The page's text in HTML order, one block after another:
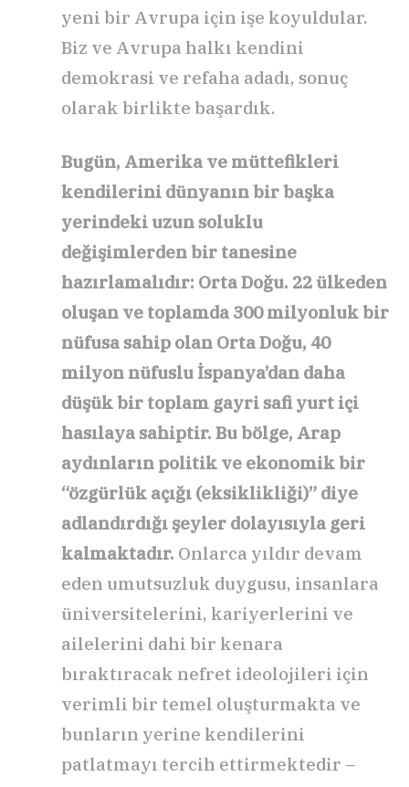
yeni bir Avrupa için işe koyuldular.
Biz ve Avrupa halkı kendini
demokrasi ve refaha adadı, sonuç
olarak birlikte başardık.
Bugün, Amerika ve müttefikleri
kendilerini dünyanın bir başka
yerindeki uzun soluklu
değişimlerden bir tanesine
hazırlamalıdır: Orta Doğu. 22 ülkeden
oluşan ve toplamda 300 milyonluk bir
nüfusa sahip olan Orta Doğu, 40
milyon nüfuslu İspanya’dan daha
düşük bir toplam gayri safi yurt içi
hasılaya sahiptir. Bu bölge, Arap
aydınların politik ve ekonomik bir
“özgürlük açığı (eksiklikliği)” diye
adlandırdığı şeyler dolayısıyla geri
kalmaktadır. Onlarca yıldır devam
eden umutsuzluk duygusu, insanlara
üniversitelerini, kariyerlerini ve
ailelerini dahi bir kenara
bıraktıracak nefret ideolojileri için
verimli bir temel oluşturmakta ve
bunların yerine kendilerini
patlatmayı tercih ettirmektedir –